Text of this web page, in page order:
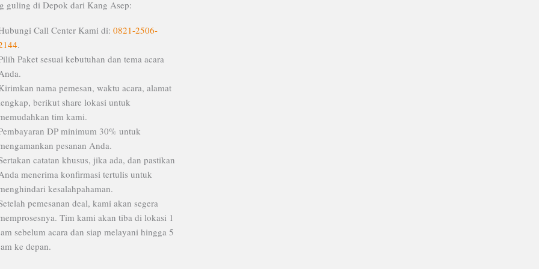
guling di Depok dari Kang Asep:
Call Center Kami di: 0821-2506-
.
Paket sesuai kebutuhan dan tema acara
nama pemesan, waktu acara, alamat
berikut share lokasi untuk
tim kami.
DP minimum 30% untuk
pesanan Anda.
catatan khusus, jika ada, dan pastikan
menerima konfirmasi tertulis untuk
kesalahpahaman.
pemesanan deal, kami akan segera
Tim kami akan tiba di lokasi 1
sebelum acara dan siap melayani hingga 5
ke depan.